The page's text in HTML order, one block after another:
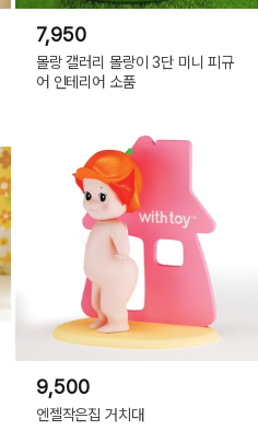
7,950
몰랑 갤러리 몰랑이 3단 미니 피규
어 인테리어 소품
9,500
엔젤작은집 거치대